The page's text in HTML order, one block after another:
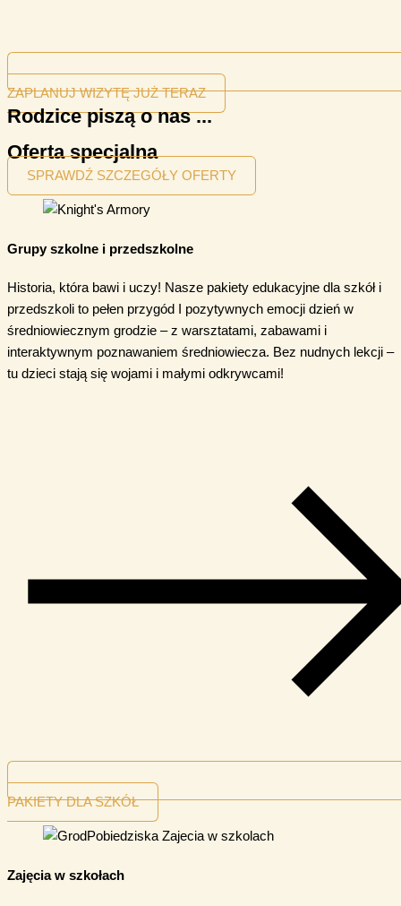
ZAPLANUJ WIZYTĘ JUŻ TERAZ
Rodzice piszą o nas ...
Oferta specjalna
SPRAWDŹ SZCZEGÓŁY OFERTY
Grupy szkolne i przedszkolne
Historia, która bawi i uczy! Nasze pakiety edukacyjne dla szkół i
przedszkoli to pełen przygód I pozytywnych emocji dzień w
średniowiecznym grodzie – z warsztatami, zabawami i
interaktywnym poznawaniem średniowiecza. Bez nudnych lekcji –
tu dzieci stają się wojami i małymi odkrywcami!
PAKIETY DLA SZKÓŁ
Zajęcia w szkołach